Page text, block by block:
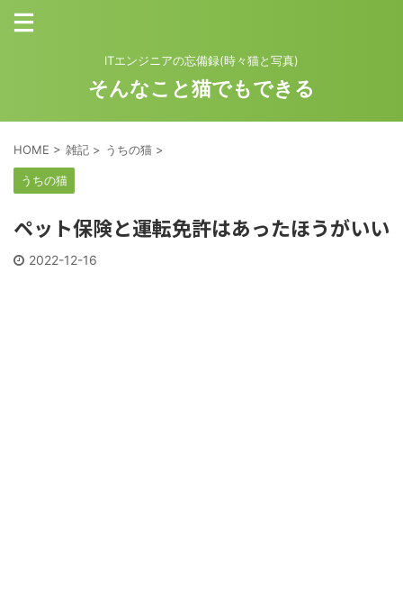
ITエンジニアの忘備録(時々猫と写真)
そんなこと猫でもできる
HOME > 雑記 > うちの猫 >
うちの猫
ペット保険と運転免許はあったほうがいい
2022-12-16